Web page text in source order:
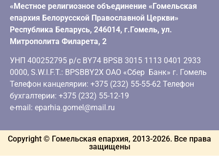
«Местное религиозное объединение «Гомельская
епархия Белорусской Православной Церкви»
Республика Беларусь, 246014, г.Гомель, ул.
Митрополита Филарета, 2
УНП 400252795 р/с BY74 BPSB 3015 1113 0401 2933
0000, S.W.I.F.T.: BPSBBY2X ОАО «Сбер Банк» г. Гомель
Телефон канцелярии: +375 (232) 55-55-62 Телефон
бухгалтерии: +375 (232) 55-12-19
e-mail: eparhia.gomel@mail.ru
Copyright © Гомельская епархия, 2013-2026. Все права
защищены